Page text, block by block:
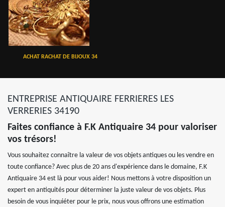
ACHAT RACHAT DE BIJOUX 34
ENTREPRISE ANTIQUAIRE FERRIERES LES
VERRERIES 34190
Faites confiance à F.K Antiquaire 34 pour valoriser
vos trésors!
Vous souhaitez connaître la valeur de vos objets antiques ou les vendre en
toute confiance? Avec plus de 20 ans d'expérience dans le domaine, F.K
Antiquaire 34 est là pour vous aider! Nous mettons à votre disposition un
expert en antiquités pour déterminer la juste valeur de vos objets. Plus
besoin de vous inquiéter pour le prix, nous vous offrons une estimation